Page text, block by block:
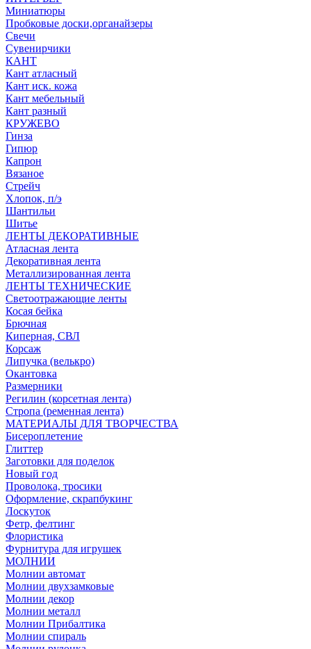
Миниатюры
Пробковые доски,органайзеры
Свечи
Сувенирчики
КАНТ
Кант атласный
Кант иск. кожа
Кант мебельный
Кант разный
КРУЖЕВО
Гинза
Гипюр
Капрон
Вязаное
Стрейч
Хлопок, п/э
Шантильи
Шитье
ЛЕНТЫ ДЕКОРАТИВНЫЕ
Атласная лента
Декоративная лента
Металлизированная лента
ЛЕНТЫ ТЕХНИЧЕСКИЕ
Светоотражающие ленты
Косая бейка
Брючная
Киперная, СВЛ
Корсаж
Липучка (велькро)
Окантовка
Размерники
Регилин (корсетная лента)
Стропа (ременная лента)
МАТЕРИАЛЫ ДЛЯ ТВОРЧЕСТВА
Бисероплетение
Глиттер
Заготовки для поделок
Новый год
Проволока, тросики
Оформление, скрапбукинг
Лоскуток
Фетр, фелтинг
Флористика
Фурнитура для игрушек
МОЛНИИ
Молнии автомат
Молнии двухзамковые
Молнии декор
Молнии металл
Молнии Прибалтика
Молнии спираль